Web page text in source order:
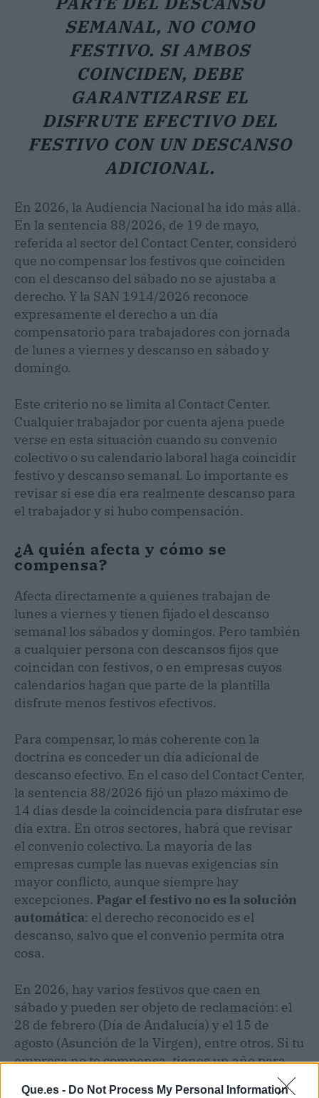
Que.es - Do Not Process My Personal Information
SEMANAL, NO COMO
FESTIVO. SI AMBOS
COINCIDEN, DEBE
GARANTIZARSE EL
DISFRUTE EFECTIVO DEL
FESTIVO CON UN DESCANSO
ADICIONAL.
En 2026, la Audiencia Nacional ha ido más allá.
En la sentencia 88/2026, de 19 de mayo,
referida al sector del Contact Center, consideró
que no compensar los festivos que coinciden
con el descanso del sábado no se ajustaba a
derecho. Y la SAN 1914/2026 reconoce
expresamente el derecho a un día
compensatorio para trabajadores con jornada
de lunes a viernes y descanso en sábado y
domingo.
Este criterio no se limita al Contact Center.
Cualquier trabajador por cuenta ajena puede
verse en esta situación cuando su convenio
colectivo o su calendario laboral haga coincidir
festivo y descanso semanal. Lo importante es
revisar si ese día era realmente descanso para
el trabajador y si hubo compensación.
¿A quién afecta y cómo se
compensa?
Afecta directamente a quienes trabajan de
lunes a viernes y tienen fijado el descanso
semanal los sábados y domingos. Pero también
a cualquier persona con descansos fijos que
coincidan con festivos, o en empresas cuyos
calendarios hagan que parte de la plantilla
disfrute menos festivos efectivos.
Para compensar, lo más coherente con la
doctrina es conceder un día adicional de
descanso efectivo. En el caso del Contact Center,
la sentencia 88/2026 fijó un plazo máximo de
14 días desde la coincidencia para disfrutar ese
día extra. En otros sectores, habrá que revisar
el convenio colectivo. La mayoría de las
empresas cumple las nuevas exigencias sin
mayor conflicto, aunque siempre hay
excepciones. Pagar el festivo no es la solución
automática: el derecho reconocido es el
descanso, salvo que el convenio permita otra
cosa.
En 2026, hay varios festivos que caen en
sábado y pueden ser objeto de reclamación: el
28 de febrero (Día de Andalucía) y el 15 de
agosto (Asunción de la Virgen), entre otros. Si tu
empresa no te compensa, tienes un año para
reclamar, aunque la jurisprudencia reciente no